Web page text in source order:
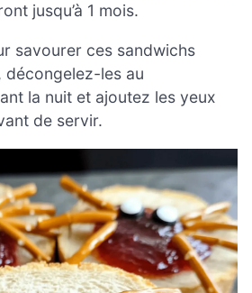
jusqu’à 1 mois.
savourer ces sandwichs
décongelez-les au
la nuit et ajoutez les yeux
de servir.